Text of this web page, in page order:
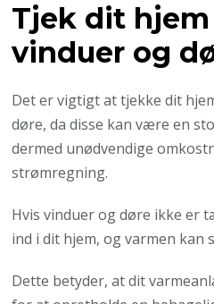
Tjek dit
vinduer og
Det er vigtigt at tjekke dit
døre, da disse kan være en
dermed unødvendige
strømregning.
Hvis vinduer og døre ikke
ind i dit hjem, og varmen kan
Dette betyder, at dit